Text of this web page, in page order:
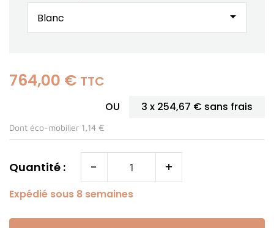
arrow_drop_down
764,00 € TTC
OU 3 x 254,67 € sans frais
Dont éco-mobilier 1,14 €
Quantité : - +
Expédié sous 8 semaines